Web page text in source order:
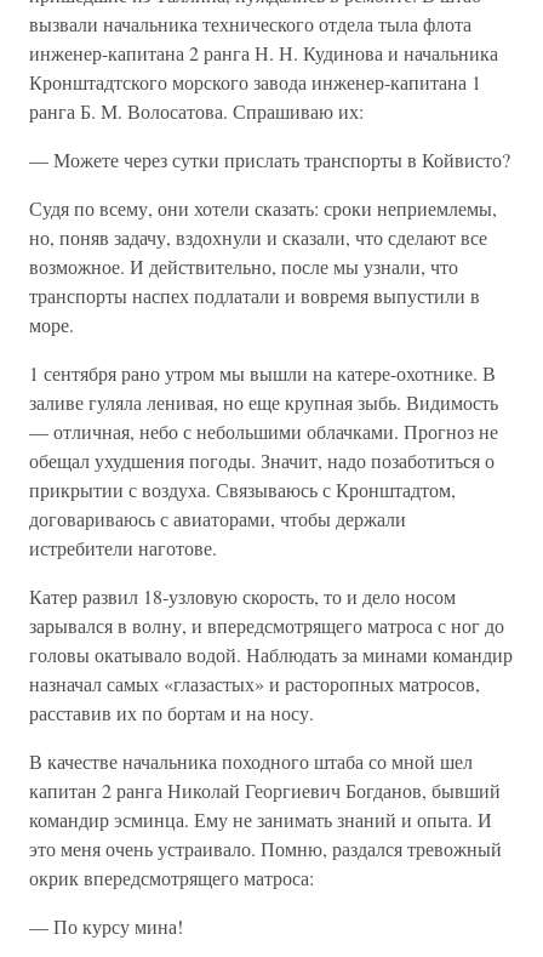
вызвали начальника технического отдела тыла флота
инженер-капитана 2 ранга Н. Н. Кудинова и начальника
Кронштадтского морского завода инженер-капитана 1
ранга Б. М. Волосатова. Спрашиваю их:
— Можете через сутки прислать транспорты в Койвисто?
Судя по всему, они хотели сказать: сроки неприемлемы,
но, поняв задачу, вздохнули и сказали, что сделают все
возможное. И действительно, после мы узнали, что
транспорты наспех подлатали и вовремя выпустили в
море.
1 сентября рано утром мы вышли на катере-охотнике. В
заливе гуляла ленивая, но еще крупная зыбь. Видимость
— отличная, небо с небольшими облачками. Прогноз не
обещал ухудшения погоды. Значит, надо позаботиться о
прикрытии с воздуха. Связываюсь с Кронштадтом,
договариваюсь с авиаторами, чтобы держали
истребители наготове.
Катер развил 18-узловую скорость, то и дело носом
зарывался в волну, и впередсмотрящего матроса с ног до
головы окатывало водой. Наблюдать за минами командир
назначал самых «глазастых» и расторопных матросов,
расставив их по бортам и на носу.
В качестве начальника походного штаба со мной шел
капитан 2 ранга Николай Георгиевич Богданов, бывший
командир эсминца. Ему не занимать знаний и опыта. И
это меня очень устраивало. Помню, раздался тревожный
окрик впередсмотрящего матроса:
— По курсу мина!